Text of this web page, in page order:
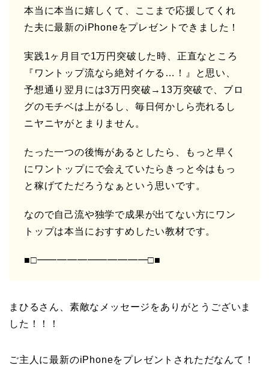
本当に本当に嬉しくて、ここまで応援してくれ
た夫に最新のiPhoneをプレゼントできました！
実践1ヶ月目で1万円突破した時、正直なところ
『ワントップ流なら絶対イケる…！』と思い、
予想通り翌月には3万円突破→13万突破で、ブロ
グのモチベは上がるし、毎日何かしら売れるし
ニヤニヤがとまりません。
たった一つの後悔があるとしたら、もっと早く
にワントップにで会えていたらきっと今はもっ
と稼げてただろうなぁという思いです。
なので自己流や独学で成果が出てない方にワン
トップは本当におすすめしたい教材です。
■□━━━━━━━━━━━□■
まひるさん、素敵なメッセージをありがとうございま
した！！！
ご主人に最新のiPhoneをプレゼントされただなんて！